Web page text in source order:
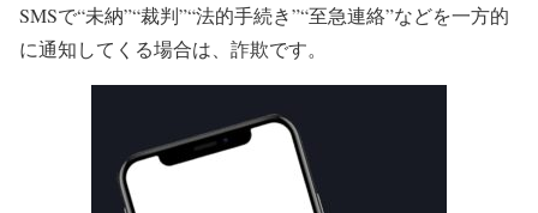
SMSで“未納”“裁判”“法的手続き”“至急連絡”などを一方的
に通知してくる場合は、詐欺です。